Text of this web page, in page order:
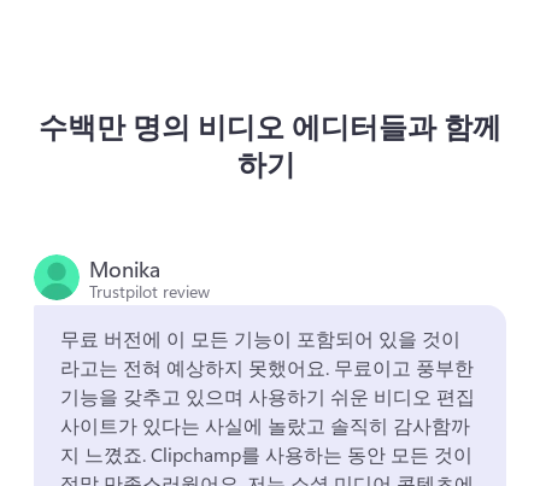
수백만 명의 비디오 에디터들과 함께
하기
Monika
Trustpilot review
무료 버전에 이 모든 기능이 포함되어 있을 것이
라고는 전혀 예상하지 못했어요. 무료이고 풍부한
기능을 갖추고 있으며 사용하기 쉬운 비디오 편집
사이트가 있다는 사실에 놀랐고 솔직히 감사함까
지 느꼈죠. Clipchamp를 사용하는 동안 모든 것이